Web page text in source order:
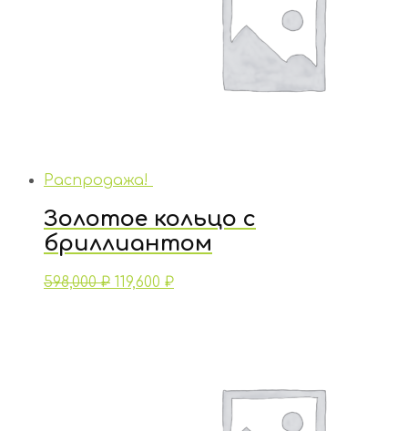
Распродажа!
Золотое кольцо с
бриллиантом
598,000₽ 119,600 ₽